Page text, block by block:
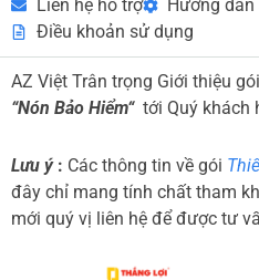
Liên hệ hỗ trợ
Hướng
Điều khoản sử dụng
AZ Việt Trân trọng Giới thiệu gói
“Nón Bảo Hiểm“ tới Quý khách
Lưu ý: Các thông tin về gói
đây chỉ mang tính chất tham
mới quý vị liên hệ để được tư